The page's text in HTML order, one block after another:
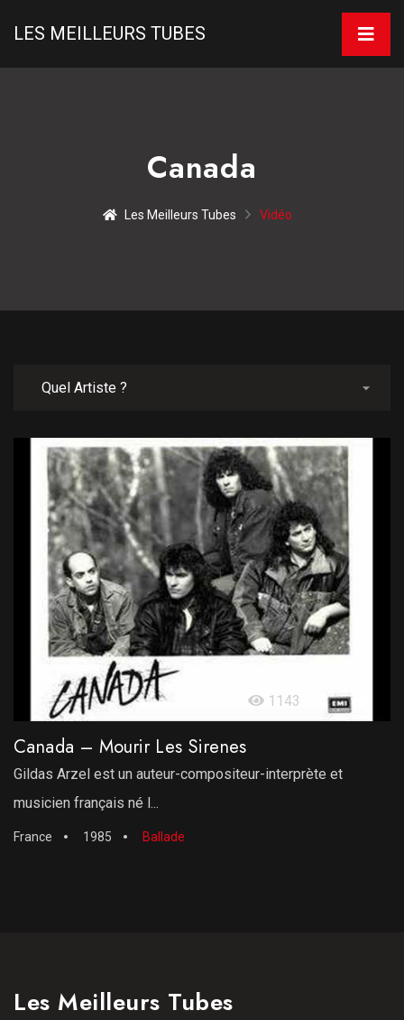
LES MEILLEURS TUBES
Canada
Les Meilleurs Tubes Vidéo
1143
Canada – Mourir Les Sirenes
Gildas Arzel est un auteur-compositeur-interprète et
musicien français né l...
France 1985 Ballade
Les Meilleurs Tubes